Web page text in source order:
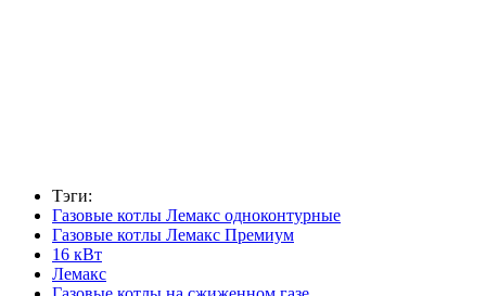
Тэги:
Газовые котлы Лемакс одноконтурные
Газовые котлы Лемакс Премиум
16 кВт
Лемакс